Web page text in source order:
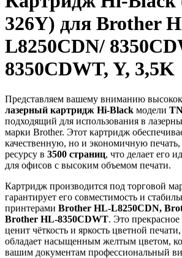
326Y) для Brother
L8250CDN/
8350CDWT, Y, 3,5K
Представляем вашему вниманию
лазерный картридж Hi-Black модели
подходящий для использования в
марки Brother. Этот картридж
качественную, но и экономичную печать,
ресурсу в 3500 страниц, что делает его
для офисов с высоким объемом печати.
Картридж производится под торговой
гарантирует его совместимость и
принтерами Brother HL-L8250CDN,
Brother HL-8350CDWT. Это
ценит чёткость и яркость цветной
обладает насыщенным желтым цветом,
вашим документам профессиональный